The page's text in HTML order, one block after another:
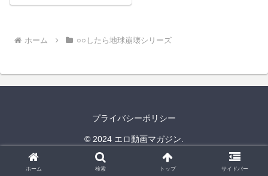
ホーム ○○したら地球崩壊シリーズ
プライバシーポリシー
© 2024 エロ動画マガジン.
ホーム 検索 トップ サイドバー